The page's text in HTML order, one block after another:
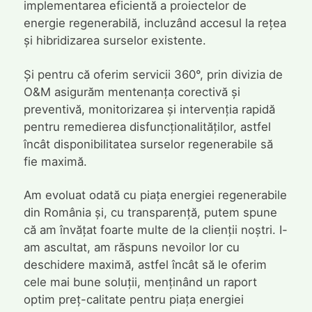
implementarea eficientă a proiectelor de
energie regenerabilă, incluzând accesul la rețea
și hibridizarea surselor existente.
Și pentru că oferim servicii 360°, prin divizia de
O&M asigurăm mentenanța corectivă și
preventivă, monitorizarea și intervenția rapidă
pentru remedierea disfuncționalităților, astfel
încât disponibilitatea surselor regenerabile să
fie maximă.
Am evoluat odată cu piața energiei regenerabile
din România și, cu transparență, putem spune
că am învățat foarte multe de la clienții noștri. I-
am ascultat, am răspuns nevoilor lor cu
deschidere maximă, astfel încât să le oferim
cele mai bune soluții, menținând un raport
optim preț-calitate pentru piața energiei